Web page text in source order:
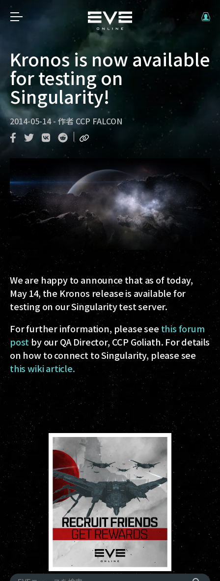
Kronos is now available
for testing on
Singularity!
2014-05-14 - 作者 CCP FALCON
We are happy to announce that as of today,
May 14, the Kronos release is available for
testing on our Singularity test server.
For further information, please seethis forum
postby our QA Director, CCP Goliath. For details
on how to connect to Singularity, please see
this wiki article.